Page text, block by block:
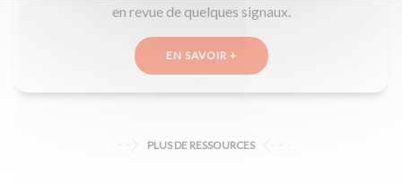
en revue de quelques signaux.
EN SAVOIR +
PLUS DE RESSOURCES